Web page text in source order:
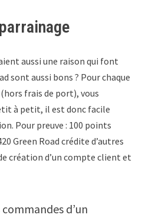
aussi une raison qui font
sont aussi bons ? Pour chaque
frais de port), vous
à petit, il est donc facile
Pour preuve : 100 points
Green Road crédite d’autres
création d’un compte client et
d’un